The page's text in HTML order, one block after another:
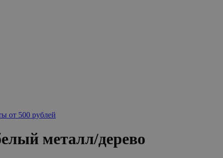
от 500 рублей
металл/дерево